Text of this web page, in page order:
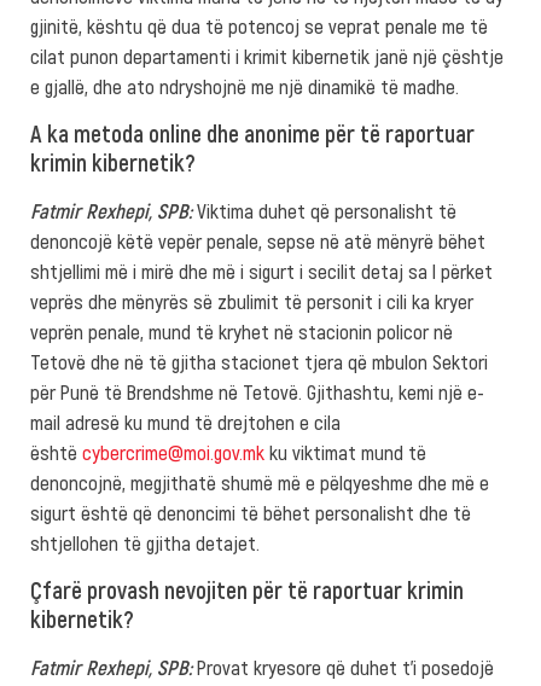
gjinitë, kështu që dua të potencoj se veprat penale me të
cilat punon departamenti i krimit kibernetik janë një çështje
e gjallë, dhe ato ndryshojnë me një dinamikë të madhe.
A ka metoda online dhe anonime për të raportuar
krimin kibernetik?
Fatmir Rexhepi, SPB:Viktima duhet që personalisht të
denoncojë këtë vepër penale, sepse në atë mënyrë bëhet
shtjellimi më i mirë dhe më i sigurt i secilit detaj sa I përket
veprës dhe mënyrës së zbulimit të personit i cili ka kryer
veprën penale, mund të kryhet në stacionin policor në
Tetovë dhe në të gjitha stacionet tjera që mbulon Sektori
për Punë të Brendshme në Tetovë. Gjithashtu, kemi një e-
mail adresë ku mund të drejtohen e cila
është cybercrime@moi.gov.mk ku viktimat mund të
denoncojnë, megjithatë shumë më e pëlqyeshme dhe më e
sigurt është që denoncimi të bëhet personalisht dhe të
shtjellohen të gjitha detajet.
Çfarë provash nevojiten për të raportuar krimin
kibernetik?
Fatmir Rexhepi, SPB:Provat kryesore që duhet t’i posedojë